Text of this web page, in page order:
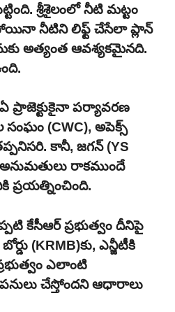
శ్రీశైలంలో నీటి మట్టం
నీటిని లిఫ్ట్ చేసేలా ప్లాన్
అత్యంత ఆవశ్యకమైనది.
ఏ ప్రాజెక్టుకైనా పర్యావరణ
సంఘం (CWC), అపెక్స్
కానీ, జగన్ (YS
అనుమతులు రాకముందే
ప్రయత్నించింది.
కేసీఆర్ ప్రభుత్వం దీనిపై
(KRMB)కు, ఎన్జీటీకి
ఎలాంటి
చేస్తోందని ఆధారాలు